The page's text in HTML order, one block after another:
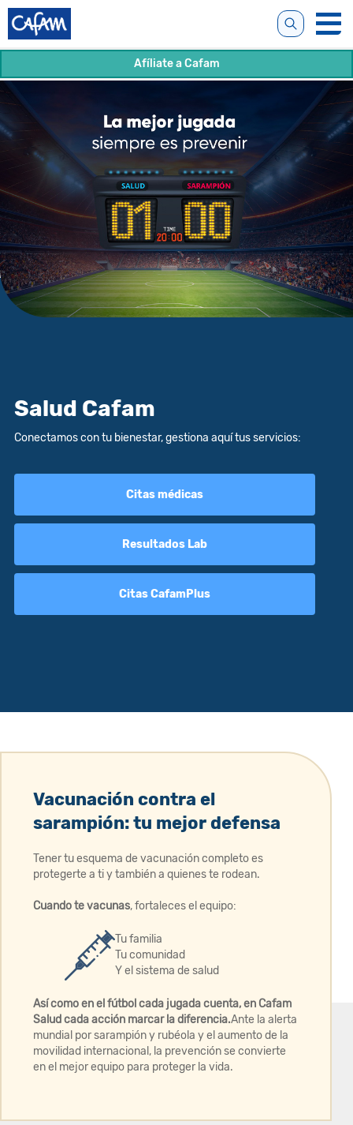
Afíliate a Cafam
Salud Cafam
Conectamos con tu bienestar, gestiona aquí tus servicios:
Citas médicas
Resultados Lab
Citas CafamPlus
Vacunación contra el
sarampión: tu mejor defensa
Tener tu esquema de vacunación completo es
protegerte a ti y también a quienes te rodean. ​
Cuando te vacunas, fortaleces el equipo:
Tu familia
Tu comunidad
Y el sistema de salud
Así como en el fútbol cada jugada cuenta, en Cafam
Salud cada acción marcar la diferencia.​ Ante la alerta
mundial por sarampión y rubéola y el aumento de la
movilidad internacional, la prevención se convierte
en el mejor equipo para proteger la vida.